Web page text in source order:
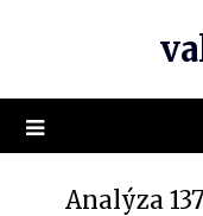
Analýza